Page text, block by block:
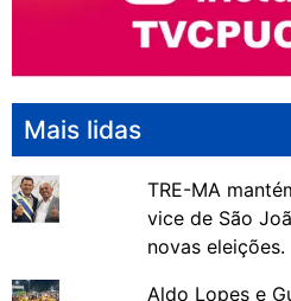
Mais lidas
TRE-MA
vice de São
novas eleições.
Aldo Lopes e